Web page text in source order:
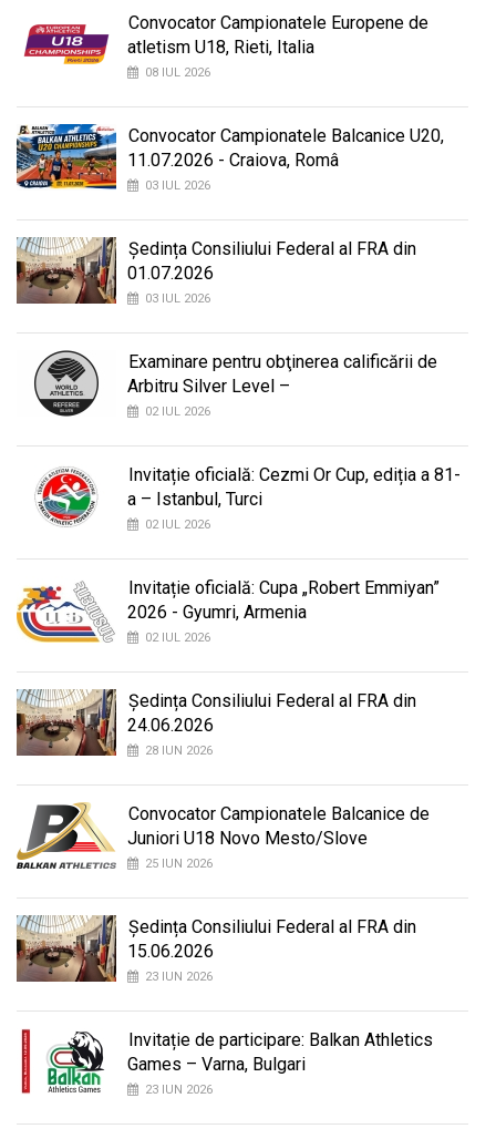
Convocator Campionatele Europene de
atletism U18, Rieti, Italia
08 IUL 2026
Convocator Campionatele Balcanice U20,
11.07.2026 - Craiova, Româ
03 IUL 2026
Ședința Consiliului Federal al FRA din
01.07.2026
03 IUL 2026
Examinare pentru obţinerea calificării de
Arbitru Silver Level –
02 IUL 2026
Invitație oficială: Cezmi Or Cup, ediția a 81-
a – Istanbul, Turci
02 IUL 2026
Invitație oficială: Cupa „Robert Emmiyan”
2026 - Gyumri, Armenia
02 IUL 2026
Ședința Consiliului Federal al FRA din
24.06.2026
28 IUN 2026
Convocator Campionatele Balcanice de
Juniori U18 Novo Mesto/Slove
25 IUN 2026
Ședința Consiliului Federal al FRA din
15.06.2026
23 IUN 2026
Invitație de participare: Balkan Athletics
Games – Varna, Bulgari
23 IUN 2026